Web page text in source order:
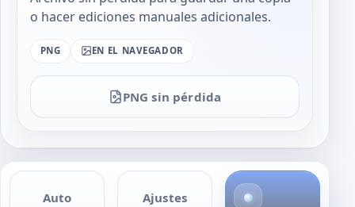
o hacer ediciones manuales adicionales.
PNG EN EL NAVEGADOR
PNG sin pérdida
Auto Ajustes